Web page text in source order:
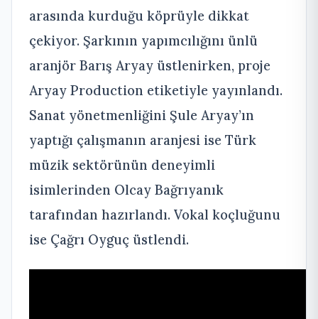
arasında kurduğu köprüyle dikkat
çekiyor. Şarkının yapımcılığını ünlü
aranjör Barış Aryay üstlenirken, proje
Aryay Production etiketiyle yayınlandı.
Sanat yönetmenliğini Şule Aryay’ın
yaptığı çalışmanın aranjesi ise Türk
müzik sektörünün deneyimli
isimlerinden Olcay Bağrıyanık
tarafından hazırlandı. Vokal koçluğunu
ise Çağrı Oyguç üstlendi.